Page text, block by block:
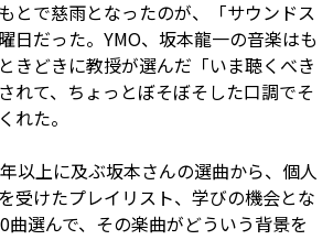
とで慈雨となったのが、「サウンドス
日だった。YMO、坂本龍一の音楽はも
きどきに教授が選んだ「いま聴くべき
れて、ちょっとぼそぼそした口調でそ
れた。
以上に及ぶ坂本さんの選曲から、個人
受けたプレイリスト、学びの機会とな
曲選んで、その楽曲がどういう背景を